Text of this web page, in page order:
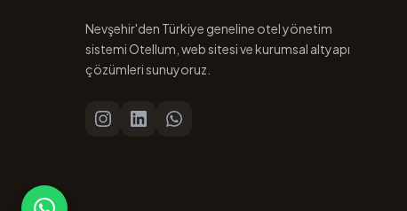
Nevşehir'den Türkiye geneline otel yönetim
sistemi Otellum, web sitesi ve kurumsal altyapı
çözümleri sunuyoruz.